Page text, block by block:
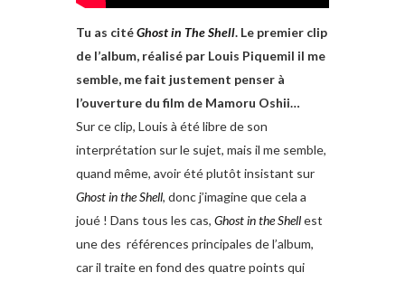
Tu as citéGhost in The Shell. Le premier clip
de l’album, réalisé par Louis Piquemil il me
semble, me fait justement penser à
l’ouverture du film de Mamoru Oshii…
Sur ce clip, Louis à été libre de son
interprétation sur le sujet, mais il me semble,
quand même, avoir été plutôt insistant sur
Ghost in the Shell, donc j’imagine que cela a
joué ! Dans tous les cas, Ghost in the Shellest
une des références principales de l’album,
car il traite en fond des quatre points qui